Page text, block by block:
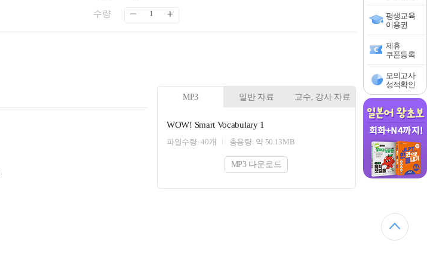
평생교육
이용권
제휴
쿠폰등록
모의고사
성적확인
수량
MP3 일반 자료 교수, 강사 자료
WOW! Smart Vocabulary 1
파일수량: 40개 총용량: 약 50.13MB
MP3 다운로드